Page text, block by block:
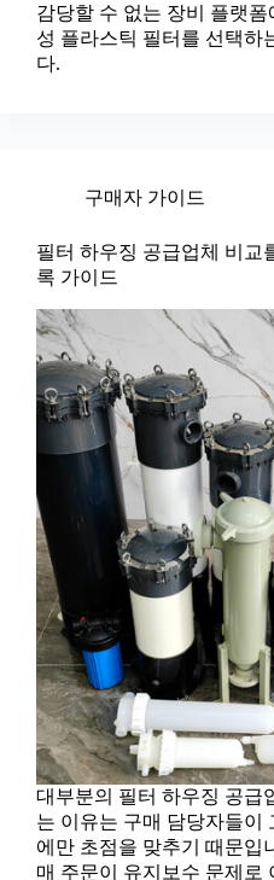
감당할 수 없는 장비 플랫
성 플라스틱 필터를 선택하
다.
구매자 가이드
필터 하우징 공급업체 비교
록 가이드
대부분의 필터 하우징 공급
는 이유는 구매 담당자들이
에만 초점을 맞추기 때문입
매 주문이 유지보수 문제로